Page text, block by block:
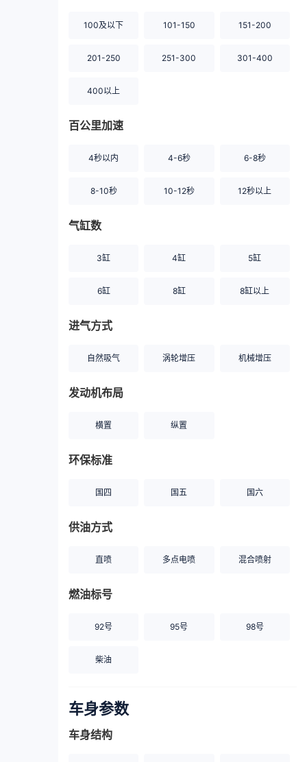
100及以下 101-150 151-200
201-250 251-300 301-400
400以上
百公里加速
4秒以内 4-6秒 6-8秒
8-10秒 10-12秒 12秒以上
气缸数
3缸 4缸 5缸
6缸 8缸 8缸以上
进气方式
自然吸气 涡轮增压 机械增压
发动机布局
横置 纵置
环保标准
国四 国五 国六
供油方式
直喷 多点电喷 混合喷射
燃油标号
92号 95号 98号
柴油
车身参数
车身结构